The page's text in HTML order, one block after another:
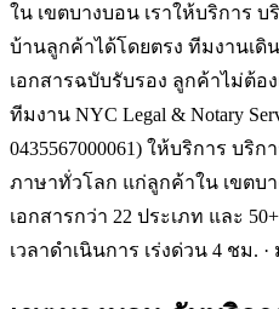
ใน เขตบางบอน เราให้บริการ
บ้านลูกค้าได้โดยตรง ทีมงานเดิ
เอกสารฉบับรับรอง ลูกค้าไม่ต้อ
ทีมงาน NYC Legal & Notary
0435567000061) ให้บริการ บริ
ภาษาทั่วโลก แก่ลูกค้าใน เขตบ
เอกสารกว่า 22 ประเภท และ
เวลาดำเนินการ เร่งด่วน 4 ชม.